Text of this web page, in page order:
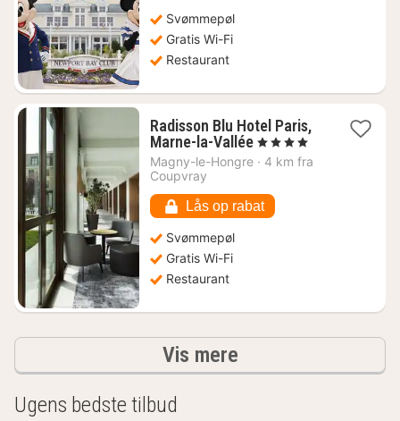
Svømmepøl
Gratis Wi-Fi
Restaurant
Radisson Blu Hotel Paris,
Marne-la-Vallée1
nat
kr.
, 4 Stjerner
Magny-le-Hongre · 4 km fra
Coupvray
Lås op rabat
Svømmepøl
Gratis Wi-Fi
Restaurant
Vis mereresultater
Ugens bedste tilbud